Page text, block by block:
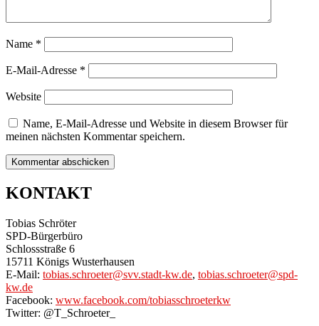
Name *
E-Mail-Adresse *
Website
Name, E-Mail-Adresse und Website in diesem Browser für
meinen nächsten Kommentar speichern.
KONTAKT
Tobias Schröter
SPD-Bürgerbüro
Schlossstraße 6
15711 Königs Wusterhausen
E-Mail: tobias.schroeter@svv.stadt-kw.de, tobias.schroeter@spd-
kw.de
Facebook: www.facebook.com/tobiasschroeterkw
Twitter: @T_Schroeter_